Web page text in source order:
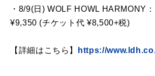
・8/9(日) WOLF HOWL HARMONY
¥9,350 (チケット代 ¥8,500+税)
【詳細はこちら】 https://